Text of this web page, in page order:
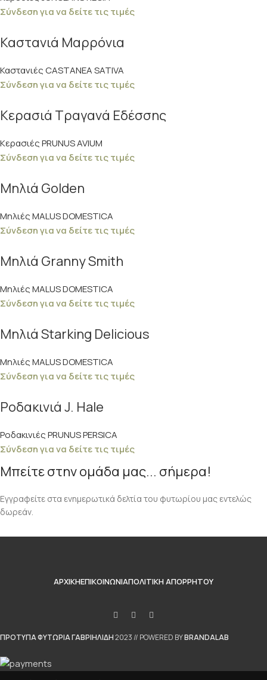
Σύνδεση για να δείτε τις τιμές
Καστανιά Μαρρόνια
Καστανιές CASTANEA SATIVA
Σύνδεση για να δείτε τις τιμές
Κερασιά Τραγανά Εδέσσης
Κερασιές PRUNUS AVIUM
Σύνδεση για να δείτε τις τιμές
Μηλιά Golden
Μηλιές MALUS DOMESTICA
Σύνδεση για να δείτε τις τιμές
Μηλιά Granny Smith
Μηλιές MALUS DOMESTICA
Σύνδεση για να δείτε τις τιμές
Μηλιά Starking Delicious
Μηλιές MALUS DOMESTICA
Σύνδεση για να δείτε τις τιμές
Ροδακινιά J. Hale
Ροδακινιές PRUNUS PERSICA
Σύνδεση για να δείτε τις τιμές
Μπείτε στην ομάδα μας... σήμερα!
Εγγραφείτε στα ενημερωτικά δελτία του φυτωρίου μας εντελώς
δωρεάν.
ΑΡΧΙΚΉΕΠΙΚΟΙΝΩΝΊΑΠΟΛΙΤΙΚΉ ΑΠΟΡΡΉΤΟΥ
ΠΡΟΤΥΠΑ ΦΥΤΩΡΙΑ ΓΑΒΡΙΗΛΙΔΗ2023 // POWERED BYBRANDALAB